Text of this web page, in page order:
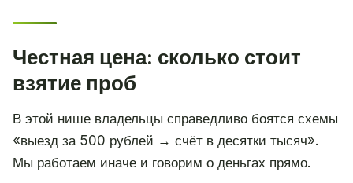
Честная цена: сколько стоит
взятие проб
В этой нише владельцы справедливо боятся схемы
«выезд за 500 рублей → счёт в десятки тысяч».
Мы работаем иначе и говорим о деньгах прямо.